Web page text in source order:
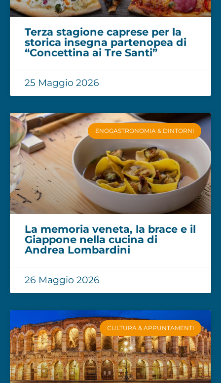
Terza stagione caprese per la
storica insegna partenopea di
“Concettina ai Tre Santi”
25 Maggio 2026
ENOGASTRONOMIA & DINTORNI
La memoria veneta, la brace e il
Giappone nella cucina di
Andrea Lombardini
26 Maggio 2026
CULTURA & APPUNTAMENTI